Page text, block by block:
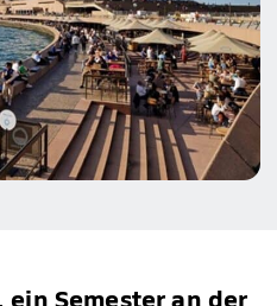
Semester an der